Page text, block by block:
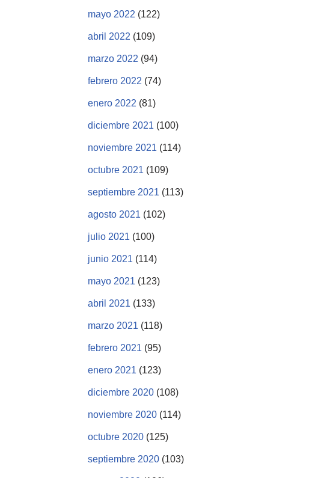
mayo 2022 (122)
abril 2022 (109)
marzo 2022 (94)
febrero 2022 (74)
enero 2022 (81)
diciembre 2021 (100)
noviembre 2021 (114)
octubre 2021 (109)
septiembre 2021 (113)
agosto 2021 (102)
julio 2021 (100)
junio 2021 (114)
mayo 2021 (123)
abril 2021 (133)
marzo 2021 (118)
febrero 2021 (95)
enero 2021 (123)
diciembre 2020 (108)
noviembre 2020 (114)
octubre 2020 (125)
septiembre 2020 (103)